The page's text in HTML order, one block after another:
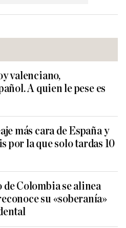
valenciano,
A quien le pese es
más cara de España y
por la que solo tardas 10
Colombia se alinea
su «soberanía»